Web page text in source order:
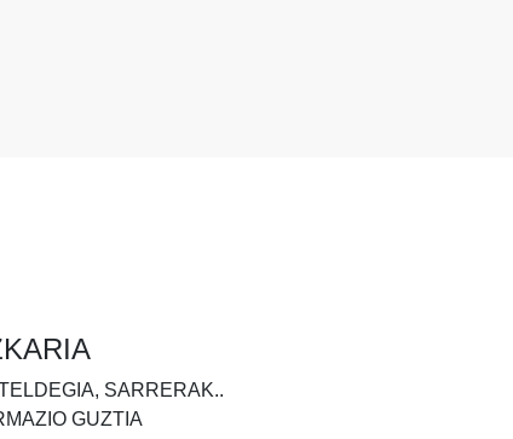
SARRERAK..
GUZTIA